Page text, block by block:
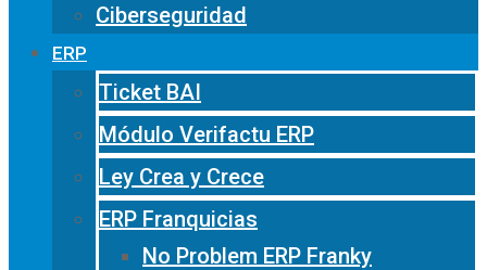
Ciberseguridad
ERP
Ticket BAI
Módulo Verifactu ERP
Ley Crea y Crece
ERP Franquicias
No Problem ERP Franky